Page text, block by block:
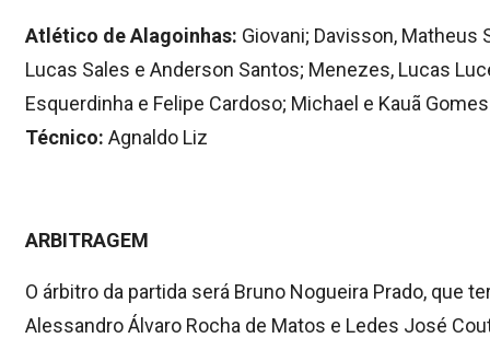
Atlético de Alagoinhas: Giovani; Davisson, Matheus
Lucas Sales e Anderson Santos; Menezes, Lucas
Esquerdinha e Felipe Cardoso; Michael e Kauã
Técnico: Agnaldo Liz
ARBITRAGEM
O árbitro da partida será Bruno Nogueira Prado, que
Alessandro Álvaro Rocha de Matos e Ledes José